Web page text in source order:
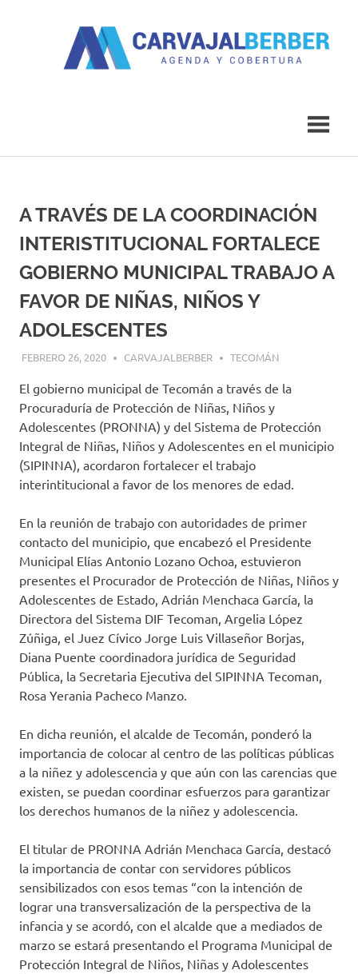
A TRAVÉS DE LA COORDINACIÓN
INTERISTITUCIONAL FORTALECE
GOBIERNO MUNICIPAL TRABAJO A
FAVOR DE NIÑAS, NIÑOS Y
ADOLESCENTES
FEBRERO 26, 2020 CARVAJALBERBER TECOMÁN
El gobierno municipal de Tecomán a través de la
Procuraduría de Protección de Niñas, Niños y
Adolescentes (PRONNA) y del Sistema de Protección
Integral de Niñas, Niños y Adolescentes en el municipio
(SIPINNA), acordaron fortalecer el trabajo
interintitucional a favor de los menores de edad.
En la reunión de trabajo con autoridades de primer
contacto del municipio, que encabezó el Presidente
Municipal Elías Antonio Lozano Ochoa, estuvieron
presentes el Procurador de Protección de Niñas, Niños y
Adolescentes de Estado, Adrián Menchaca García, la
Directora del Sistema DIF Tecoman, Argelia López
Zúñiga, el Juez Cívico Jorge Luis Villaseñor Borjas,
Diana Puente coordinadora jurídica de Seguridad
Pública, la Secretaria Ejecutiva del SIPINNA Tecoman,
Rosa Yerania Pacheco Manzo.
En dicha reunión, el alcalde de Tecomán, ponderó la
importancia de colocar al centro de las políticas públicas
a la niñez y adolescencia y que aún con las carencias que
existen, se puedan coordinar esfuerzos para garantizar
los derechos humanos de la niñez y adolescencia.
El titular de PRONNA Adrián Menchaca García, destacó
la importancia de contar con servidores públicos
sensibilizados con esos temas “con la intención de
lograr una transversalización de la perspectiva de la
infancia y se acordó, con el alcalde que a mediados de
marzo se estará presentando el Programa Municipal de
Protección Integral de Niños, Niñas y Adolescentes